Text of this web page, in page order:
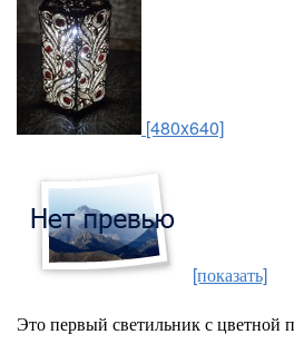
[480x640]
[показать]
Это первый светильник с цветной